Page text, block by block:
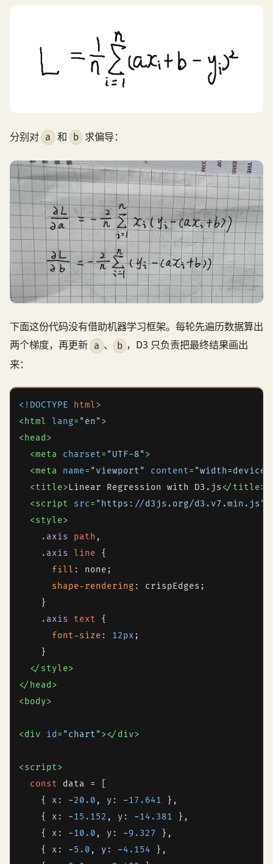
分别对 a 和 b 求偏导：
下面这份代码没有借助机器学习框架。每轮先遍历数据算出
两个梯度，再更新 a 、 b ，D3 只负责把最终结果画出
来：
<!DOCTYPE html>
< html lang= "en">
< head >
<meta charset= "UTF-8">
<meta name= "viewport" content=
<title>Linear Regression with D3.js</title>
<script src= "https://d3js.org/d3.v7.min.js"
<style>
.axis
path ,
.axis
line {
fill : none;
shape-rendering : crispEdges;
    }
.axis
text {
font-size : 12px ;
    }
</style>
</ head >
< body>
<div id = "chart"></div>
<script>
const data = [
    {
x : -20.0 , y : -17.641 },
    {
x : -15.152 , y : -14.381 },
    {
x : -10.0 , y : -9.327 },
    {
x : -5.0 , y : -4.154 },